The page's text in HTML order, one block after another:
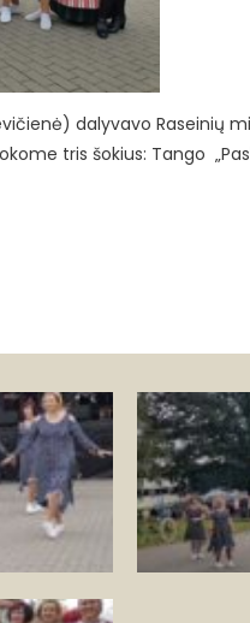
dalyvavo Raseinių
tris šokius: Tango